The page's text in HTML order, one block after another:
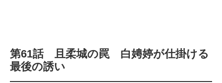
第61話 且柔城の罠 白娉婷が仕掛ける
最後の誘い